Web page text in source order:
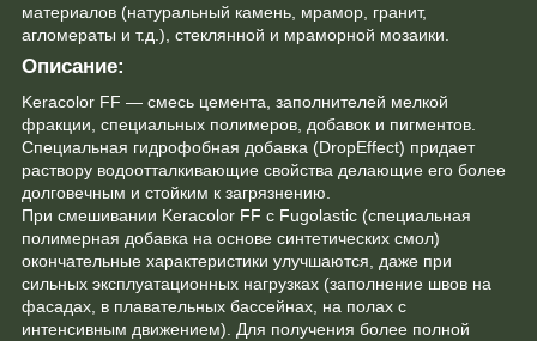
материалов (натуральный камень, мрамор, гранит,
агломераты и т.д.), стеклянной и мраморной мозаики.
Описание:
Keracolor FF — смесь цемента, заполнителей мелкой
фракции, специальных полимеров, добавок и пигментов.
Специальная гидрофобная добавка (DropEffect) придает
раствору водоотталкивающие свойства делающие его более
долговечным и стойким к загрязнению.
При смешивании Keracolor FF с Fugolastic (специальная
полимерная добавка на основе синтетических смол)
окончательные характеристики улучшаются, даже при
сильных эксплуатационных нагрузках (заполнение швов на
фасадах, в плавательных бассейнах, на полах с
интенсивным движением). Для получения более полной